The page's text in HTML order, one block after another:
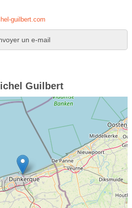
guilbert.com
un e-mail
Guilbert